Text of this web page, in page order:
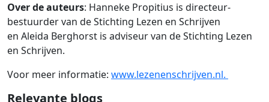
Over de auteurs: Hanneke Propitius is directeur-
bestuurder van de Stichting Lezen en Schrijven
en Aleida Berghorst is adviseur van de Stichting Lezen
en Schrijven.
Voor meer informatie: www.lezenenschrijven.nl.
Relevante blogs